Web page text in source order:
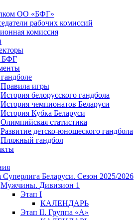
ОО «БФГ»
рабочих комиссий
комиссия
БФГ
Правила игры
История белорусского гандбола
История чемпионатов Беларуси
История Кубка Беларуси
Олимпийская статистика
Развитие детско-юношеского гандбола
Пляжный гандбол
Суперлига Беларуси. Сезон 2025/2026
Мужчины. Дивизион 1
Этап I
КАЛЕНДАРЬ
Этап II. Группа «А»